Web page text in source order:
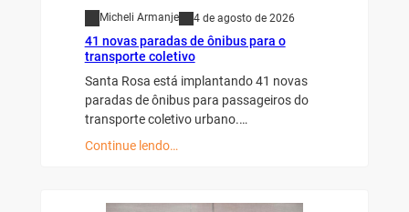
Micheli Armanje 4 de agosto de 2026
41 novas paradas de ônibus para o
transporte coletivo
Santa Rosa está implantando 41 novas
paradas de ônibus para passageiros do
transporte coletivo urbano.…
Continue lendo…